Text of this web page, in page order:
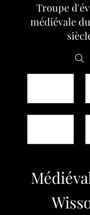
Troupe
médiévale